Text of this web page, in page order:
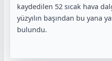
kaydedilen 52 sıcak hava
yüzyılın başından bu yana
bulundu.